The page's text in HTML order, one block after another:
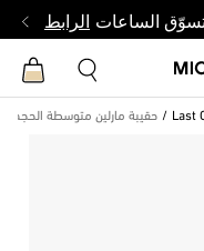
تسوّق الساعات الرابط
Last حقيبة مارلين متوسطة الحجم